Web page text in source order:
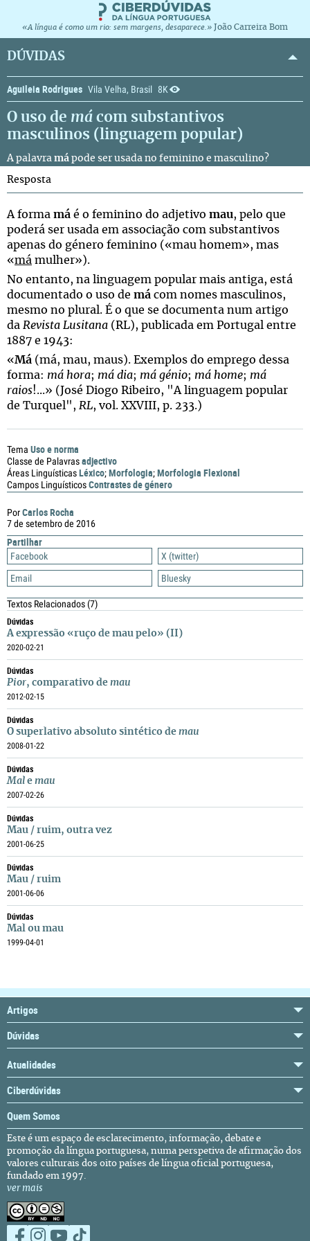
«A língua é como um rio: sem margens, desaparece.» João Carreira Bom
DÚVIDAS
Aguileia Rodrigues Vila Velha, Brasil 8K
O uso de má com substantivos
masculinos (linguagem popular)
A palavra má pode ser usada no feminino e masculino?
PorCarlos Rocha
7 de setembro de 2016
Partilhar
Facebook
X (twitter)
Email
Bluesky
Textos Relacionados(7)
Dúvidas
A expressão «ruço de mau pelo» (II)
2020-02-21
Dúvidas
Pior, comparativo de mau
2012-02-15
Dúvidas
O superlativo absoluto sintético de mau
2008-01-22
Dúvidas
Mal e mau
2007-02-26
Dúvidas
Mau / ruim, outra vez
2001-06-25
Dúvidas
Mau / ruim
2001-06-06
Dúvidas
Mal ou mau
1999-04-01
Resposta
A forma má é o feminino do adjetivo mau, pelo que
poderá ser usada em associação com substantivos
apenas do género feminino («mau homem», mas
«má mulher»).
No entanto, na linguagem popular mais antiga, está
documentado o uso de má com nomes masculinos,
mesmo no plural. É o que se documenta num artigo
da Revista Lusitana (RL), publicada em Portugal entre
1887 e 1943:
«Má (má, mau, maus). Exemplos do emprego dessa
forma: má hora; má dia; má génio; má home; má
raios!...» (José Diogo Ribeiro, "A linguagem popular
de Turquel", RL, vol. XXVIII, p. 233.)
Tema Uso e norma
Classe de Palavrasadjectivo
Áreas LinguísticasLéxico;Morfologia;Morfologia Flexional
Campos LinguísticosContrastes de género
Artigos
Dúvidas
Atualidades
Ciberdúvidas
Quem Somos
Este é um espaço de esclarecimento, informação, debate e
promoção da língua portuguesa, numa perspetiva de afirmação dos
valores culturais dos oito países de língua oficial portuguesa,
fundado em 1997.
ver mais